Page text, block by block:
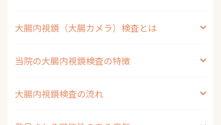
大腸内視鏡（大腸カメラ）検査とは
当院の大腸内視鏡検査の特徴
大腸内視鏡検査の流れ